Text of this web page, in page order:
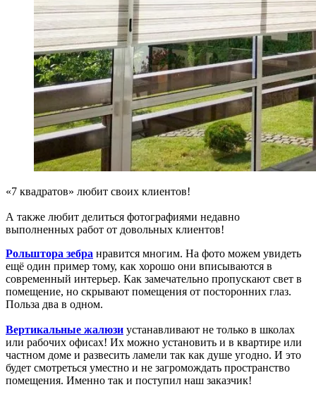
«7 квадратов» любит своих клиентов!
А также любит делиться фотографиями недавно
выполненных работ от довольных клиентов!
Рольштора зебра нравится многим. На фото можем увидеть
ещё один пример тому, как хорошо они вписываются в
современный интерьер. Как замечательно пропускают свет в
помещение, но скрывают помещения от посторонних глаз.
Польза два в одном.
Вертикальные жалюзи устанавливают не только в школах
или рабочих офисах! Их можно установить и в квартире или
частном доме и развесить ламели так как душе угодно. И это
будет смотреться уместно и не загромождать пространство
помещения. Именно так и поступил наш заказчик!